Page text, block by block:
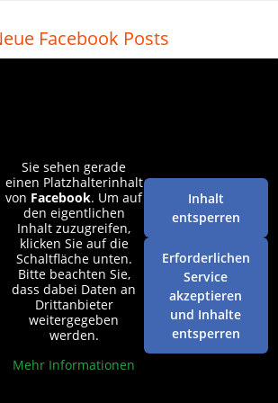
Facebook Posts
Sie sehen gerade
einen Platzhalterinhalt
von Facebook. Um auf
den eigentlichen
Inhalt zuzugreifen,
klicken Sie auf die
Schaltfläche unten.
Bitte beachten Sie,
dass dabei Daten an
Drittanbieter
weitergegeben
werden.
Mehr Informationen
Inhalt
entsperren
Erforderlichen
Service
akzeptieren
und Inhalte
entsperren